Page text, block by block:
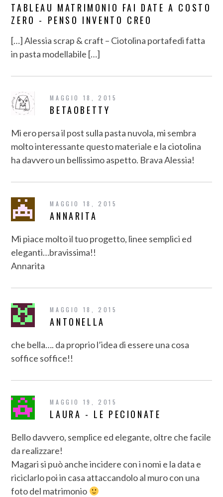
TABLEAU MATRIMONIO FAI DATE A COSTO
ZERO - PENSO INVENTO CREO
[…] Alessia scrap & craft – Ciotolina portafedi fatta
in pasta modellabile […]
MAGGIO 18, 2015
BETAOBETTY
Mi ero persa il post sulla pasta nuvola, mi sembra
molto interessante questo materiale e la ciotolina
ha davvero un bellissimo aspetto. Brava Alessia!
MAGGIO 18, 2015
ANNARITA
Mi piace molto il tuo progetto, linee semplici ed
eleganti…bravissima!!
Annarita
MAGGIO 18, 2015
ANTONELLA
che bella…. da proprio l’idea di essere una cosa
soffice soffice!!
MAGGIO 19, 2015
LAURA - LE PECIONATE
Bello davvero, semplice ed elegante, oltre che facile
da realizzare!
Magari si può anche incidere con i nomi e la data e
riciclarlo poi in casa attaccandolo al muro con una
foto del matrimonio